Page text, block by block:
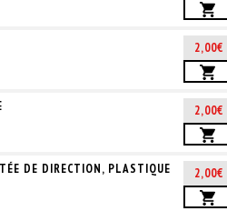
2,00€
2,00€
DE DIRECTION, PLASTIQUE
2,00€